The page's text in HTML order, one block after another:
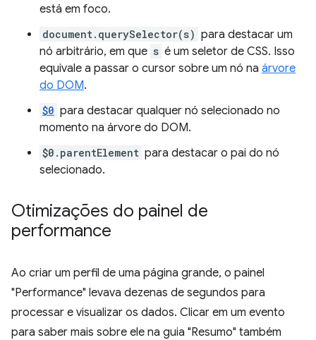
está em foco.
document.querySelector(s) para destacar um
nó arbitrário, em que s é um seletor de CSS. Isso
equivale a passar o cursor sobre um nó na árvore
do DOM.
$0 para destacar qualquer nó selecionado no
momento na árvore do DOM.
$0.parentElement para destacar o pai do nó
selecionado.
Otimizações do painel de
performance
Ao criar um perfil de uma página grande, o painel
"Performance" levava dezenas de segundos para
processar e visualizar os dados. Clicar em um evento
para saber mais sobre ele na guia "Resumo" também